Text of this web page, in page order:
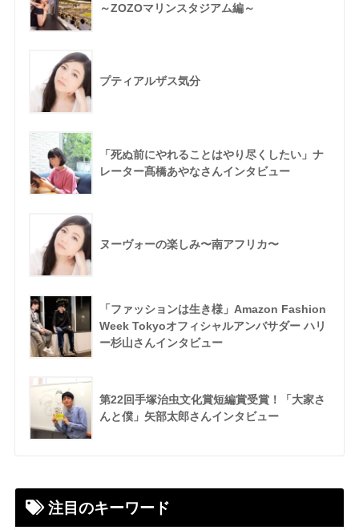
～ZOZOマリンスタジアム編～
プティアルザス気分
「死ぬ前にやれることはやり尽くしたい」ナ
レーター髙橋あやなさんインタビュー
ヌーヴォーの楽しみ〜南アフリカ〜
「ファッションは生き様」Amazon Fashion
Week Tokyoオフィシャルアンバサダー ハリ
ー杉山さんインタビュー
第22回手塚治虫文化賞短編賞受賞！「大家さ
んと僕」矢部太郎さんインタビュー
注目のキーワード